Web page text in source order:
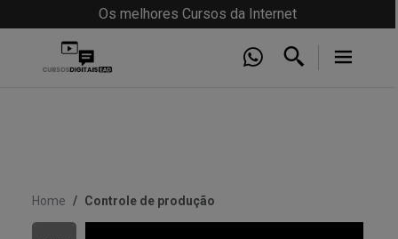
Os melhores Cursos da Internet
Home Controle de produção